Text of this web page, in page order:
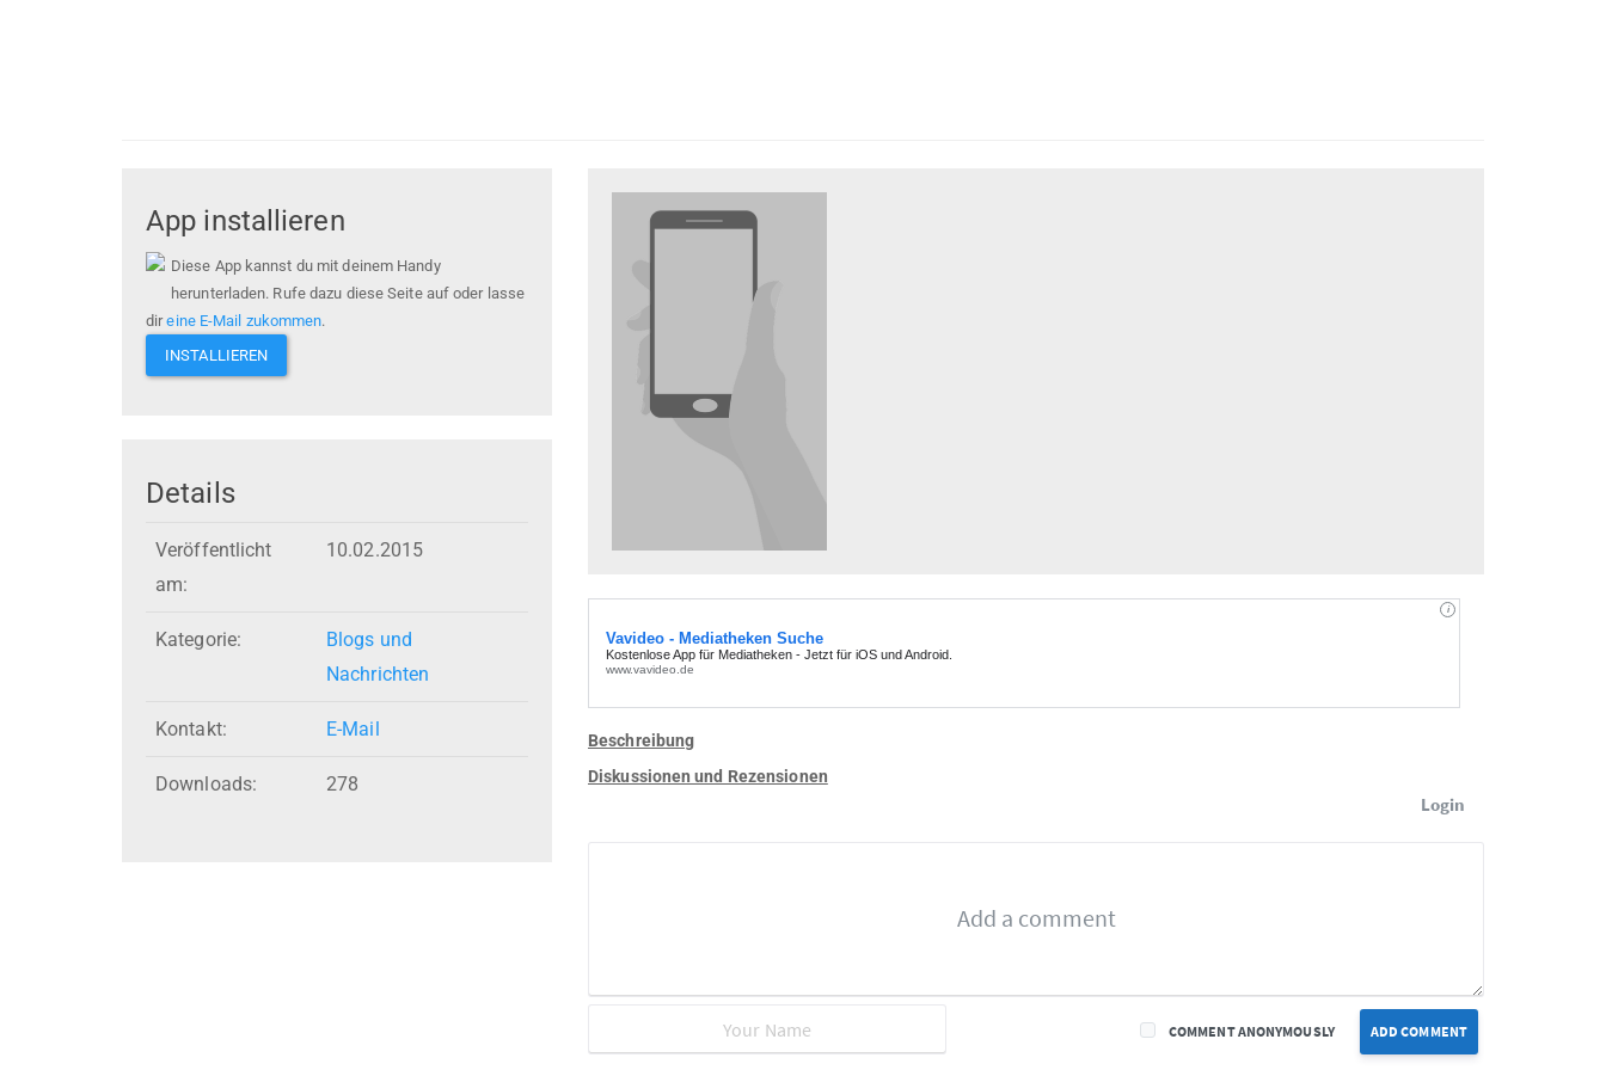
App installieren
Diese App kannst du mit deinem Handy
herunterladen. Rufe dazu diese Seite auf oder lasse
direine E-Mail zukommen.
INSTALLIEREN
Details
Veröffentlicht
am:
10.02.2015
Kategorie:
Blogs und
Nachrichten
Kontakt: E-Mail
Downloads: 278
Beschreibung
Diskussionen und Rezensionen
Login
ADD COMMENT
COMMENT ANONYMOUSLY